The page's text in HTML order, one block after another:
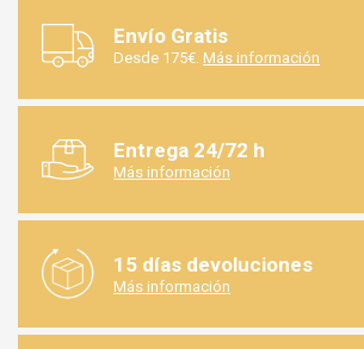
06059002
06059004
06059007
06059008
Envío Gratis
Desde 175€. Más información
Entrega 24/72 h
Más información
15 días devoluciones
Más información